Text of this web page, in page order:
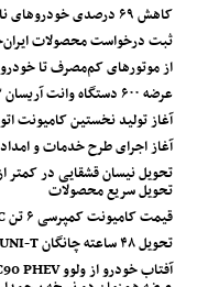
کاهش ۶۹ درصدی خودروهای ناقص شرکت سایپا
ثبت درخواست محصولات
از موتورهای کم‌مصرف تا
عرضه ۶۰۰ دستگاه وانت آریسان ۲ ایران‌خودرو در بورس کالا
آغاز تولید نخستین کامیونت
آغاز اجرای طرح خدمات و امداد اربعین ۱۴۰۵ گروه
تحویل سریع محصولات
قیمت کامیونت کمپرسی ۶ تن JAC از سوی آرین دیزل اعلام شد
تحویل ۴۸ ساعته چانگان UNI-T کلید خورد